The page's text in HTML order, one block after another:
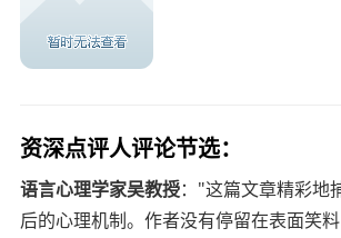
资深点评人评论节选：
语言心理学家吴教授："这篇文章精彩地
后的心理机制。作者没有停留在表面笑